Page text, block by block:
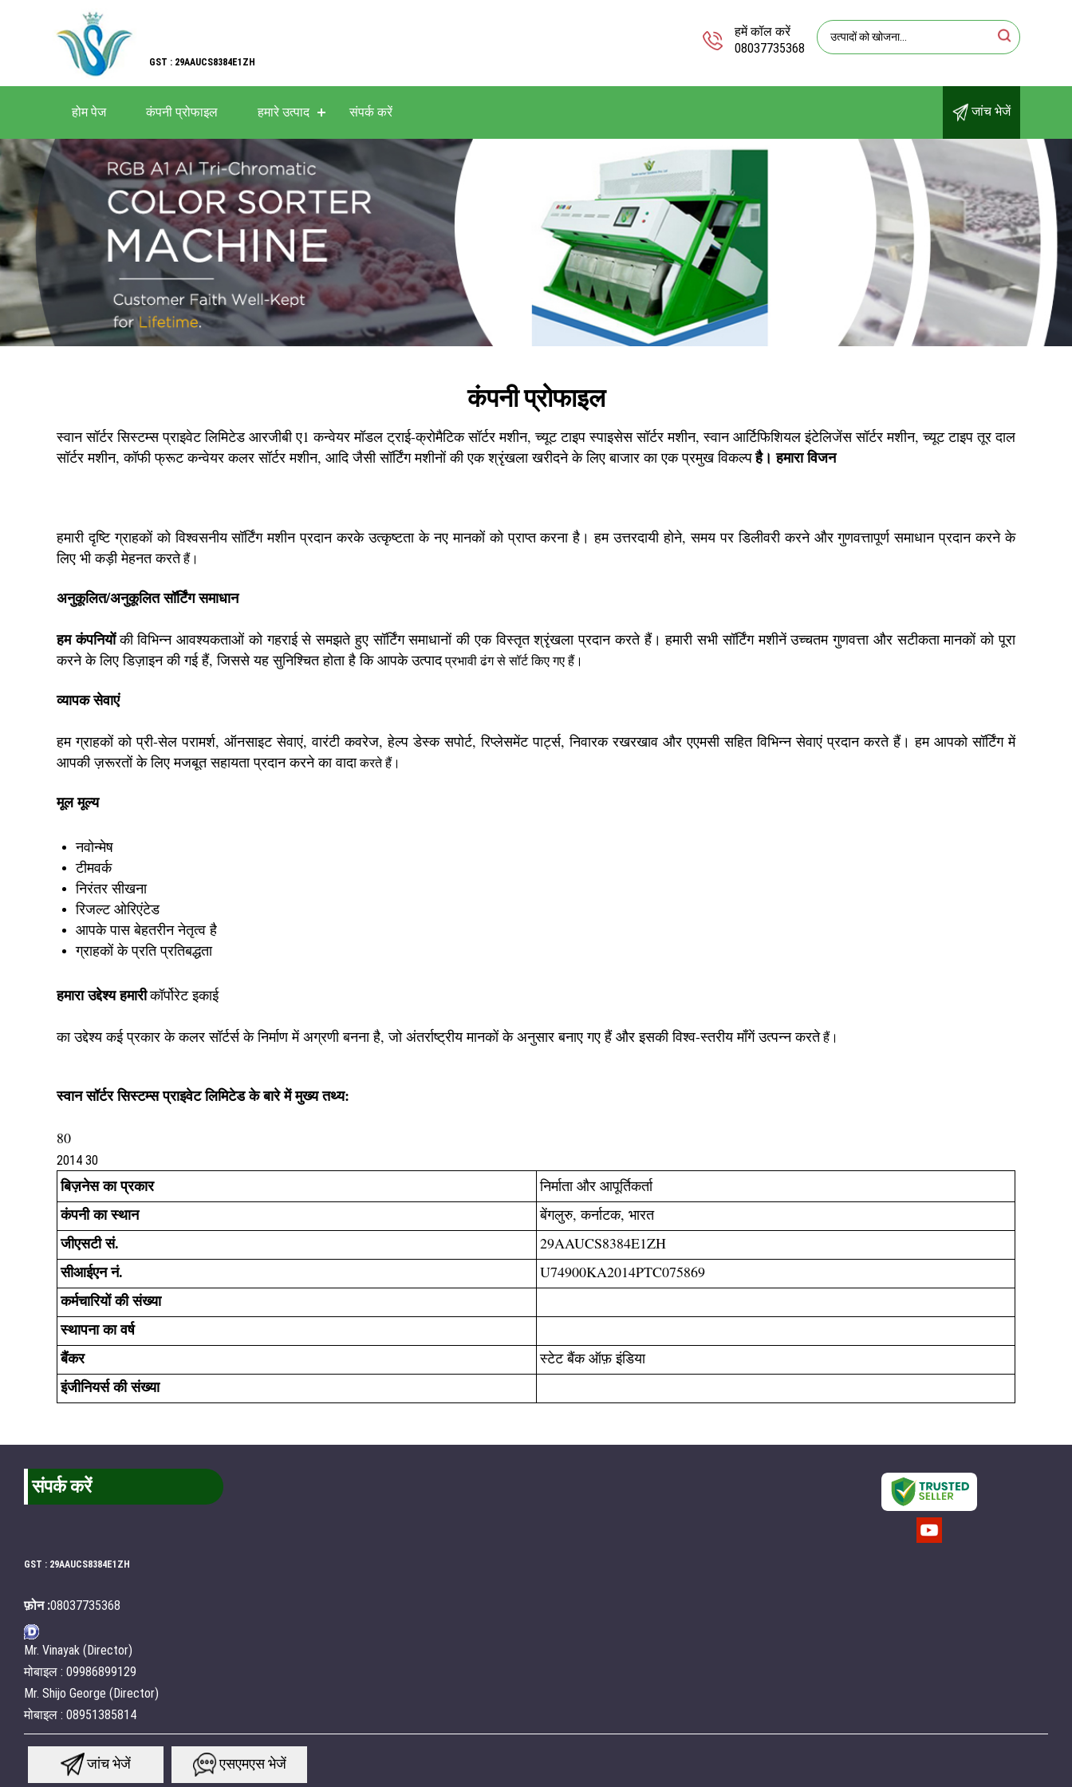
GST : 29AAUCS8384E1ZH
हमें कॉल करें
08037735368
होम पेज कंपनी प्रोफाइल हमारे उत्पाद संपर्क करें जांच भेजें
कंपनी प्रोफाइल
स्वान सॉर्टर सिस्टम्स प्राइवेट लिमिटेड आरजीबी ए1 कन्वेयर मॉडल ट्राई-क्रोमैटिक सॉर्टर मशीन, च्यूट टाइप स्पाइसेस सॉर्टर मशीन, स्वान आर्टिफिशियल इंटेलिजेंस सॉर्टर मशीन, च्यूट टाइप तूर दाल
सॉर्टर मशीन, कॉफी फ्रूट कन्वेयर कलर सॉर्टर मशीन, आदि जैसी सॉर्टिंग मशीनों की एक श्रृंखला खरीदने के लिए बाजार का एक प्रमुख विकल्पहै। हमारा विजन
हमारी दृष्टि ग्राहकों को विश्वसनीय सॉर्टिंग मशीन प्रदान करके उत्कृष्टता के नए मानकों को प्राप्त करना है। हम उत्तरदायी होने, समय पर डिलीवरी करने और गुणवत्तापूर्ण समाधान प्रदान करने के
लिए भी कड़ी मेहनत करतेहैं।
अनुकूलित/अनुकूलित सॉर्टिंग समाधान
हम कंपनियोंकी विभिन्न आवश्यकताओं को गहराई से समझते हुए सॉर्टिंग समाधानों की एक विस्तृत श्रृंखला प्रदान करते हैं। हमारी सभी सॉर्टिंग मशीनें उच्चतम गुणवत्ता और सटीकता मानकों को पूरा
करने के लिए डिज़ाइन की गई हैं, जिससे यह सुनिश्चित होता है कि आपके उत्पादप्रभावी ढंग से सॉर्ट किए गए हैं।
व्यापक सेवाएं
हम ग्राहकों को प्री-सेल परामर्श, ऑनसाइट सेवाएं, वारंटी कवरेज, हेल्प डेस्क सपोर्ट, रिप्लेसमेंट पार्ट्स, निवारक रखरखाव और एएमसी सहित विभिन्न सेवाएं प्रदान करते हैं। हम आपको सॉर्टिंग में
आपकी ज़रूरतों के लिए मजबूत सहायता प्रदान करने का वादाकरते हैं।
मूल मूल्य
नवोन्मेष
टीमवर्क
निरंतर सीखना
रिजल्ट ओरिएंटेड
आपके पास बेहतरीन नेतृत्व है
ग्राहकों के प्रति प्रतिबद्धता
हमारा उद्देश्य हमारीकॉर्पोरेट इकाई
का उद्देश्य कई प्रकार के कलर सॉर्टर्स के निर्माण में अग्रणी बनना है, जो अंतर्राष्ट्रीय मानकों के अनुसार बनाए गए हैं और इसकी विश्व-स्तरीय माँगें उत्पन्न करतेहैं।
स्वान सॉर्टर सिस्टम्स प्राइवेट लिमिटेड के बारे में मुख्य तथ्य:
80
2014 30
बिज़नेस का प्रकार निर्माता और आपूर्तिकर्ता
कंपनी का स्थान बेंगलुरु, कर्नाटक, भारत
जीएसटी सं. 29AAUCS8384E1ZH
सीआईएन नं. U74900KA2014PTC075869
कर्मचारियों की संख्या
स्थापना का वर्ष
बैंकर
स्टेट बैंक ऑफ़ इंडिया
इंजीनियर्स की संख्या
संपर्क करें
GST : 29AAUCS8384E1ZH
फ़ोन :08037735368
Mr. Vinayak (Director)
मोबाइल : 09986899129
Mr. Shijo George (Director)
मोबाइल : 08951385814
जांच भेजें एसएमएस भेजें